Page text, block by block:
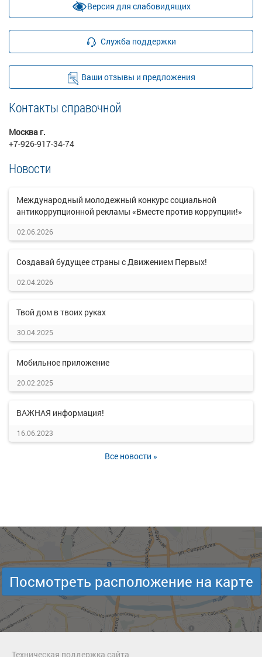
Версия для слабовидящих
Служба поддержки
Ваши отзывы и предложения
Контакты справочной
Москва г.
+7-926-917-34-74
Новости
Международный молодежный конкурс социальной
антикоррупционной рекламы «Вместе против коррупции!»
02.06.2026
Создавай будущее страны с Движением Первых!
02.04.2026
Твой дом в твоих руках
30.04.2025
Мобильное приложение
20.02.2025
ВАЖНАЯ информация!
16.06.2023
Все новости »
Посмотреть расположение на карте
Техническая поддержка сайта